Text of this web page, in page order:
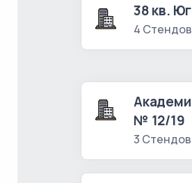
38 кв.
4 Стендов
№ 12/19
3 Стендов